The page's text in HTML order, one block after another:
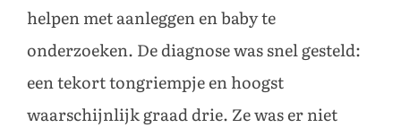
helpen met aanleggen en baby te
onderzoeken. De diagnose was snel gesteld:
een tekort tongriempje en hoogst
waarschijnlijk graad drie. Ze was er niet